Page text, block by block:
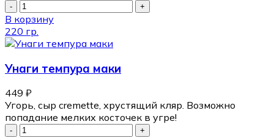
В корзину
220 гр.
Унаги темпура маки
449 ₽
Угорь, сыр cremette, хрустящий кляр. Возможно
попадание мелких косточек в угре!